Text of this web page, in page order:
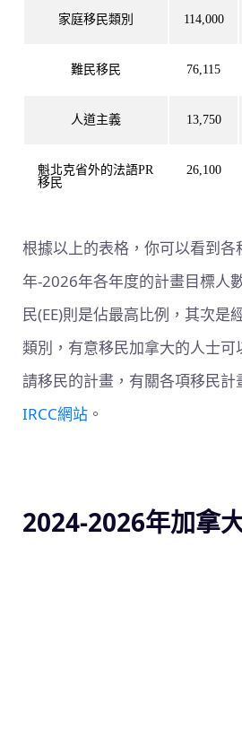
家庭移民類別 114,000
難民移民 76,115
人道主義 13,750
魁北克省外的法語PR
移民
26,100
根據以上的表格，你可以看到
年-2026年各年度的計畫目標人
民(EE)則是佔最高比例，其次是
類別，有意移民加拿大的人士可
請移民的計畫，有關各項移民計
IRCC網站 。
2024-2026年加拿